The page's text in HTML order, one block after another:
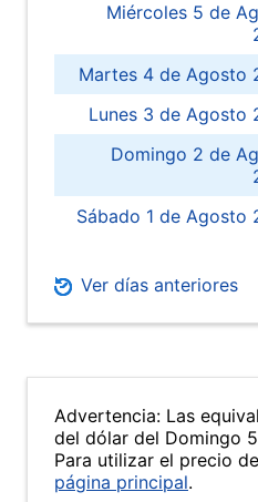
Miércoles 5 de
Martes 4 de Agosto
Lunes 3 de Agosto
Domingo 2 de
Sábado 1 de Agosto
Ver días anteriores
Advertencia: Las
del dólar del Domingo
Para utilizar el precio
página principal.